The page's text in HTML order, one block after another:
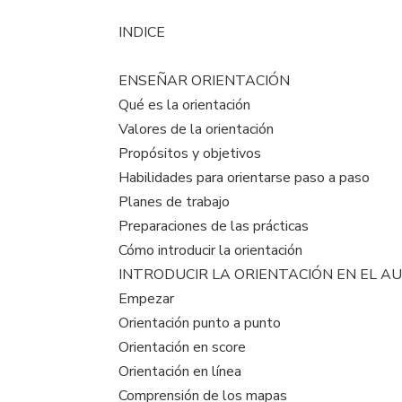
INDICE
ENSEÑAR ORIENTACIÓN
Qué es la orientación
Valores de la orientación
Propósitos y objetivos
Habilidades para orientarse paso a paso
Planes de trabajo
Preparaciones de las prácticas
Cómo introducir la orientación
INTRODUCIR LA ORIENTACIÓN EN EL
Empezar
Orientación punto a punto
Orientación en score
Orientación en línea
Comprensión de los mapas